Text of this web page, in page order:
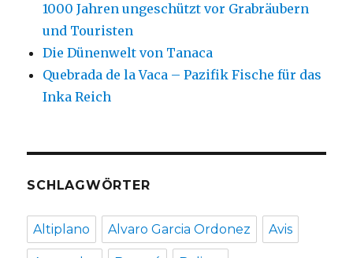
1000 Jahren ungeschützt vor Grabräubern
und Touristen
Die Dünenwelt von Tanaca
Quebrada de la Vaca – Pazifik Fische für das
Inka Reich
SCHLAGWÖRTER
Altiplano Alvaro Garcia Ordonez Avis